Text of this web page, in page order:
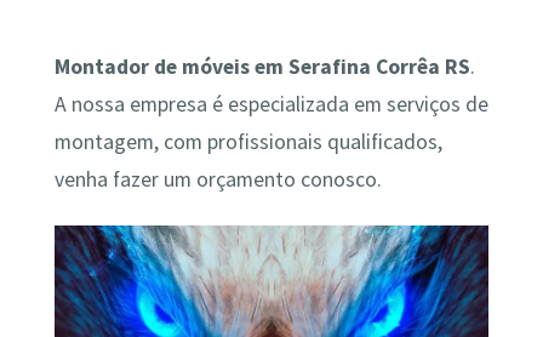
Montador de móveis em Serafina Corrêa RS.
A nossa empresa é especializada em serviços de
montagem, com profissionais qualificados,
venha fazer um orçamento conosco.